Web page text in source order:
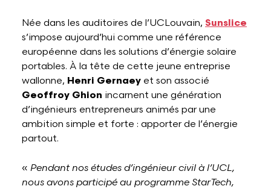
Née dans les auditoires de l’UCLouvain, Sunslice
s’impose aujourd’hui comme une référence
européenne dans les solutions d’énergie solaire
portables. À la tête de cette jeune entreprise
wallonne, Henri Gernaey et son associé
Geoffroy Ghion incarnent une génération
d’ingénieurs entrepreneurs animés par une
ambition simple et forte : apporter de l’énergie
partout.
« Pendant nos études d’ingénieur civil à l’UCL,
nous avons participé au programme StarTech,